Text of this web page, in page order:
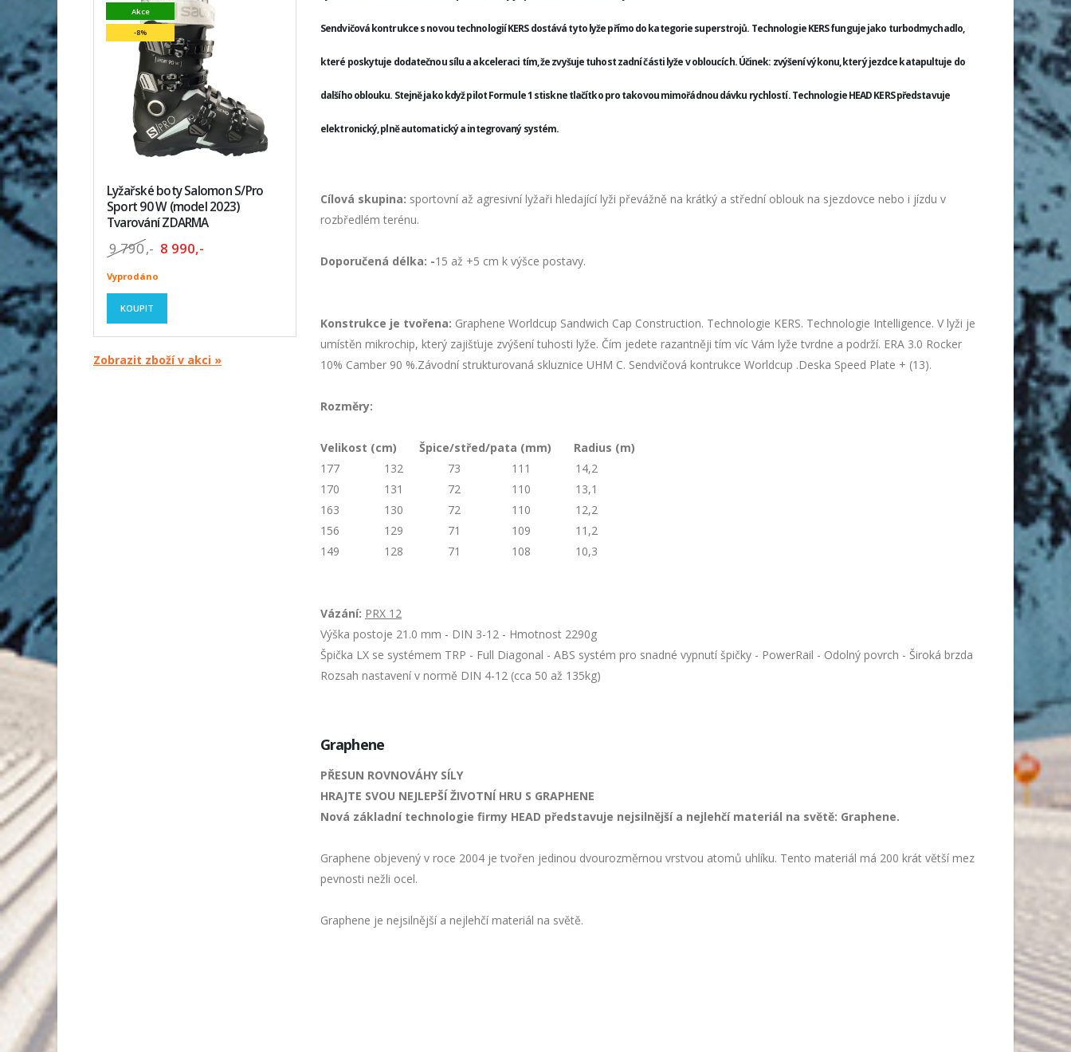
Akce
-8%
Lyžařské boty Salomon S/Pro
Sport 90 W (model 2023)
Tvarování ZDARMA
9 790,- 8 990,-
Vyprodáno
KOUPIT
Zobrazit zboží v akci »
Sendvičová kontrukce s novou technologií KERS dostává tyto lyže přímo do kategorie superstrojů. Technologie KERS funguje jako turbodmychadlo,
které poskytuje dodatečnou sílu a akceleraci tím, že zvyšuje tuhost zadní části lyže v obloucích. Účinek: zvýšení výkonu, který jezdce katapultuje do
dalšího oblouku. Stejně jako když pilot Formule 1 stiskne tlačítko pro takovou mimořádnou dávku rychlostí. Technologie HEAD KERS představuje
elektronický, plně automatický a integrovaný systém.
Cílová skupina: sportovní až agresivní lyžaři hledající lyži převážně na krátký a střední oblouk na sjezdovce nebo i jízdu v
rozbředlém terénu.
Doporučená délka: -15 až +5 cm k výšce postavy.
Konstrukce je tvořena: Graphene Worldcup Sandwich Cap Construction. Technologie KERS. Technologie Intelligence. V lyži je
umístěn mikrochip, který zajišťuje zvýšení tuhosti lyže. Čím jedete razantněji tím víc Vám lyže tvrdne a podrží. ERA 3.0 Rocker
10% Camber 90 %.Závodní strukturovaná skluznice UHM C. Sendvičová kontrukce Worldcup .Deska Speed Plate + (13).
Rozměry:
Velikost (cm) Špice/střed/pata (mm) Radius (m)
177
132 73 111
14,2
170
131 72 110
13,1
163
130 72 110
12,2
156
129 71 109
11,2
149
128 71 108 10,3
Vázání: PRX 12
Výška postoje 21.0 mm - DIN 3-12 - Hmotnost 2290g
Špička LX se systémem TRP - Full Diagonal - ABS systém pro snadné vypnutí špičky - PowerRail - Odolný povrch - Široká brzda
Rozsah nastavení v normě DIN 4-12 (cca 50 až 135kg)
Graphene
PŘESUN ROVNOVÁHY SÍLY
HRAJTE SVOU NEJLEPŠÍ ŽIVOTNÍ HRU S GRAPHENE
Nová základní technologie firmy HEAD představuje nejsilnější a nejlehčí materiál na světě: Graphene.
Graphene objevený v roce 2004 je tvořen jedinou dvourozměrnou vrstvou atomů uhlíku. Tento materiál má 200 krát větší mez
pevnosti nežli ocel.
Graphene je nejsilnější a nejlehčí materiál na světě.